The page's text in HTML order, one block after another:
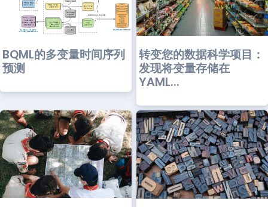
BQML的多变量时间序列
预测
转变您的数据科学项目：
发现将变量存储在
YAML...